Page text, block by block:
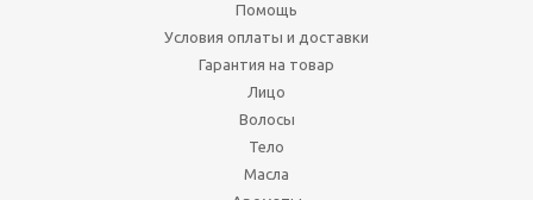
Помощь
Условия оплаты и доставки
Гарантия на товар
Лицо
Волосы
Тело
Масла